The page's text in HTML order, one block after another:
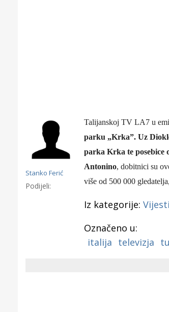
Stanko Ferić
Podijeli:
Talijanskoj TV LA7 u
parku „Krka”. Uz
parka Krka te posebice
Antonino, dobitnici su
više od 500 000
Iz kategorije: Vijesti
Označeno u:
italija televizja